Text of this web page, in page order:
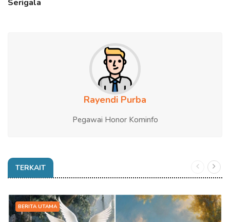
Serigala
Rayendi Purba
Pegawai Honor Kominfo
TERKAIT
BERITA UTAMA